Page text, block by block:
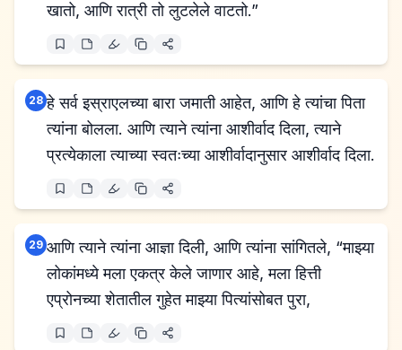
खातो, आणि रात्री तो लुटलेले वाटतो.”
28 हे सर्व इस्राएलच्या बारा जमाती आहेत, आणि हे त्यांचा पिता
त्यांना बोलला. आणि त्याने त्यांना आशीर्वाद दिला, त्याने
प्रत्येकाला त्याच्या स्वतःच्या आशीर्वादानुसार आशीर्वाद दिला.
29 आणि त्याने त्यांना आज्ञा दिली, आणि त्यांना सांगितले, “माझ्या
लोकांमध्ये मला एकत्र केले जाणार आहे, मला हित्ती
एप्रोनच्या शेतातील गुहेत माझ्या पित्यांसोबत पुरा,